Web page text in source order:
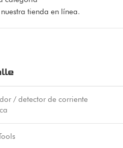
nuestra tienda en línea.
/ detector de corriente